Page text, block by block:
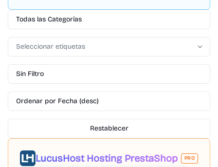
Todas las Categorías
Seleccionar etiquetas
Sin Filtro
Ordenar por Fecha (desc)
Restablecer
LucusHost Hosting PrestaShop PRO